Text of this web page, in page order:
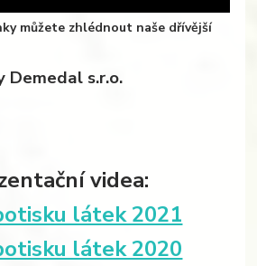
můžete zhlédnout naše dřívější
Demedal s.r.o.
videa:
látek 2021
látek 2020